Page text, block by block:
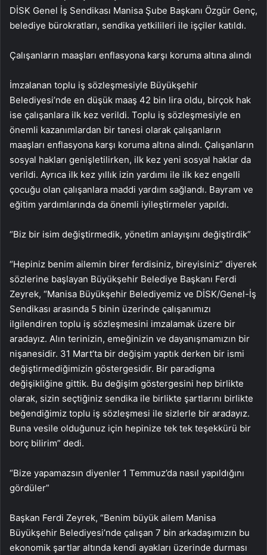
DİSK Genel İş Sendikası Manisa Şube Başkanı Özgür Genç,
belediye bürokratları, sendika yetkilileri ile işçiler katıldı.
Çalışanların maaşları enflasyona karşı koruma altına alındı
İmzalanan toplu iş sözleşmesiyle Büyükşehir
Belediyesi’nde en düşük maaş 42 bin lira oldu, birçok hak
ise çalışanlara ilk kez verildi. Toplu iş sözleşmesiyle en
önemli kazanımlardan bir tanesi olarak çalışanların
maaşları enflasyona karşı koruma altına alındı. Çalışanların
sosyal hakları genişletilirken, ilk kez yeni sosyal haklar da
verildi. Ayrıca ilk kez yıllık izin yardımı ile ilk kez engelli
çocuğu olan çalışanlara maddi yardım sağlandı. Bayram ve
eğitim yardımlarında da önemli iyileştirmeler yapıldı.
“Biz bir isim değiştirmedik, yönetim anlayışını değiştirdik”
“Hepiniz benim ailemin birer ferdisiniz, bireyisiniz” diyerek
sözlerine başlayan Büyükşehir Belediye Başkanı Ferdi
Zeyrek, “Manisa Büyükşehir Belediyemiz ve DİSK/Genel-İş
Sendikası arasında 5 binin üzerinde çalışanımızı
ilgilendiren toplu iş sözleşmesini imzalamak üzere bir
aradayız. Alın terinizin, emeğinizin ve dayanışmamızın bir
nişanesidir. 31 Mart’ta bir değişim yaptık derken bir ismi
değiştirmediğimizin göstergesidir. Bir paradigma
değişikliğine gittik. Bu değişim göstergesini hep birlikte
olarak, sizin seçtiğiniz sendika ile birlikte şartlarını birlikte
beğendiğimiz toplu iş sözleşmesi ile sizlerle bir aradayız.
Buna vesile olduğunuz için hepinize tek tek teşekkürü bir
borç bilirim” dedi.
“Bize yapamazsın diyenler 1 Temmuz’da nasıl yapıldığını
gördüler”
Başkan Ferdi Zeyrek, “Benim büyük ailem Manisa
Büyükşehir Belediyesi’nde çalışan 7 bin arkadaşımızın bu
ekonomik şartlar altında kendi ayakları üzerinde durması